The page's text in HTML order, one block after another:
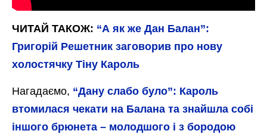
ЧИТАЙ ТАКОЖ: “А як же Дан Балан”:
Григорій Решетник заговорив про нову
холостячку Тіну Кароль
Нагадаємо, “Дану слабо було”: Кароль
втомилася чекати на Балана та знайшла собі
іншого брюнета – молодшого і з бородою